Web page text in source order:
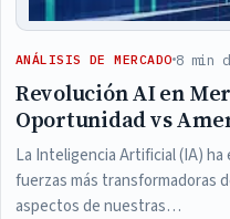
ANÁLISIS DE MERCADO 8 min
Revolución AI en
Oportunidad vs
La Inteligencia Artificial (IA) ha
fuerzas más transformadoras
aspectos de nuestras…